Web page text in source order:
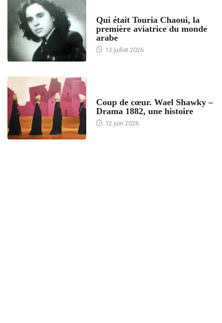
Qui était Touria Chaoui, la
première aviatrice du monde
arabe
13 juillet 2026
Coup de cœur. Wael Shawky –
Drama 1882, une histoire
12 juin 2026